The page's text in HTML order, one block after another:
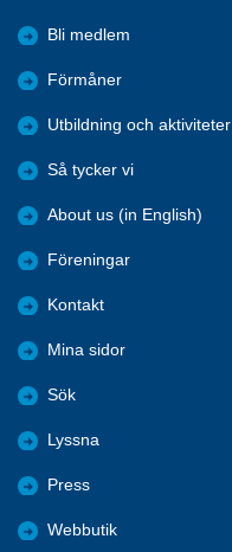
Bli medlem
Förmåner
Utbildning och aktiviteter
Så tycker vi
About us (in English)
Föreningar
Kontakt
Mina sidor
Sök
Lyssna
Press
Webbutik